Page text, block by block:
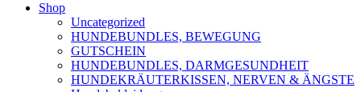
Shop
Uncategorized
HUNDEBUNDLES, BEWEGUNG
GUTSCHEIN
HUNDEBUNDLES, DARMGESUNDHEIT
HUNDEKRÄUTERKISSEN, NERVEN & ÄNGSTE